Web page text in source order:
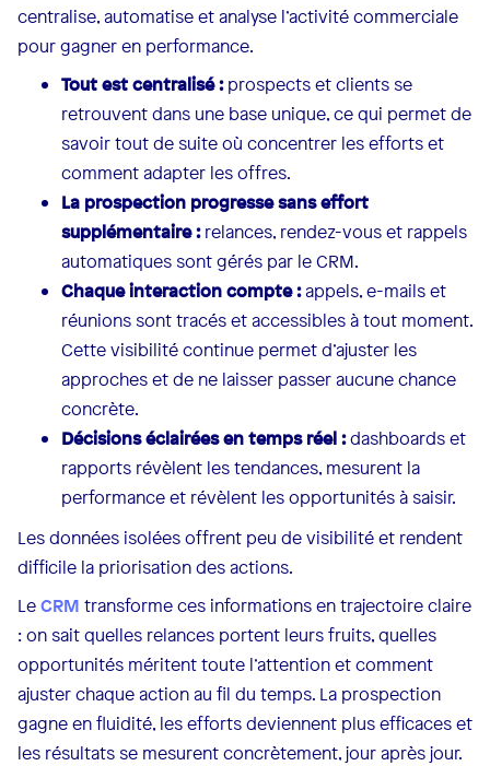
centralise, automatise et analyse l’activité commerciale
pour gagner en performance.
Tout est centralisé :prospects et clients se
retrouvent dans une base unique, ce qui permet de
savoir tout de suite où concentrer les efforts et
comment adapter les offres.
La prospection progresse sans effort
supplémentaire :relances, rendez-vous et rappels
automatiques sont gérés par le CRM.
Chaque interaction compte :appels, e-mails et
réunions sont tracés et accessibles à tout moment.
Cette visibilité continue permet d’ajuster les
approches et de ne laisser passer aucune chance
concrète.
Décisions éclairées en temps réel :dashboards et
rapports révèlent les tendances, mesurent la
performance et révèlent les opportunités à saisir.
Les données isolées offrent peu de visibilité et rendent
difficile la priorisation des actions.
LeCRM transforme ces informations en trajectoire claire
: on sait quelles relances portent leurs fruits, quelles
opportunités méritent toute l’attention et comment
ajuster chaque action au fil du temps. La prospection
gagne en fluidité, les efforts deviennent plus efficaces et
les résultats se mesurent concrètement, jour après jour.